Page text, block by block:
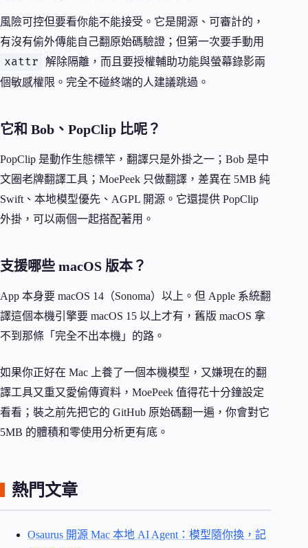
風險可控但要看你能不能接受。它是開源、可審計的，
有沒有偷外傳能自己翻原始碼驗證；但第一次要手動用
xattr
解除隔離，而且要授權輔助功能與螢幕錄影兩
個敏感權限。完全不碰終端的人建議跳過。
它和 Bob、PopClip 比呢？
PopClip 是動作生態標竿，翻譯只是外掛之一；Bob 是中
文圈老牌翻譯工具；MoePeek 只做翻譯，差異在 5MB 純
Swift、本地模型優先、AGPL 開源。它還提供 PopClip
外掛，可以兩個一起搭配著用。
支援哪些 macOS 版本？
App 本身要 macOS 14（Sonoma）以上。但 Apple 系統翻
譯這個本機引擎要 macOS 15 以上才有，舊版 macOS 拿
不到那條「完全不出本機」的路。
如果你正好在 Mac 上養了一個本機模型，又嫌現在的翻
譯工具又重又愛偷傳資料，MoePeek 值得花十分鐘設定
看看；裝之前先把它的 GitHub 原始碼翻一遍，你會對它
5MB 的體積和零使用分析更有底。
熱門文章
Osaurus 開源 Mac 本地 AI Agent：模型隨你換，記